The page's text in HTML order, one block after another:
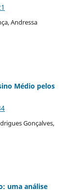
Andressa
Médio pelos
Gonçalves,
uma análise